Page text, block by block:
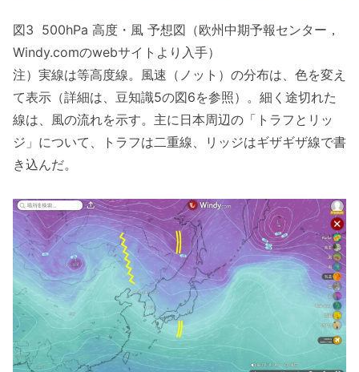
図3 500hPa 高度・風 予想図（欧州中期予報センター，
Windy.comのwebサイトより入手）
注）実線は等高度線。風速（ノット）の分布は、色を変え
て表示（詳細は、豆知識5の図6を参照）。細く途切れた
線は、風の流れを示す。主に日本周辺の「トラフとリッ
ジ」について、トラフは二重線、リッジはギザギザ線で書
き込んだ。